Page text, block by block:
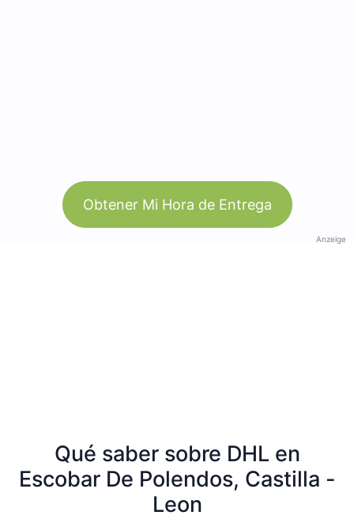
Obtener Mi Hora de Entrega
Anzeige
Qué saber sobre DHL en
Escobar De Polendos, Castilla -
Leon